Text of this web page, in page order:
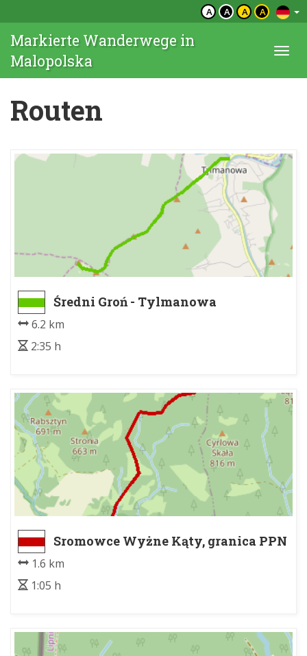
A A A A
Markierte Wanderwege in
Malopolska
Routen
Średni Groń - Tylmanowa
6.2 km
2:35 h
Sromowce Wyżne Kąty, granica PPN
- Przeł. Trzy Kopce
1.6 km
1:05 h